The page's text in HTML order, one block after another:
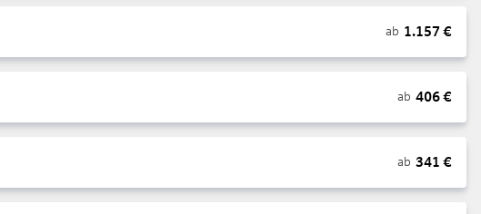
ab 1.157 €
ab 406€
ab 341 €